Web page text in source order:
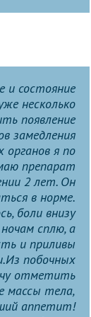
и состояние
несколько
появление
замедления
органов я по
препарат
2 лет. Он
в норме.
боли внизу
сплю, а
и приливы
побочных
отметить
массы тела,
аппетит!